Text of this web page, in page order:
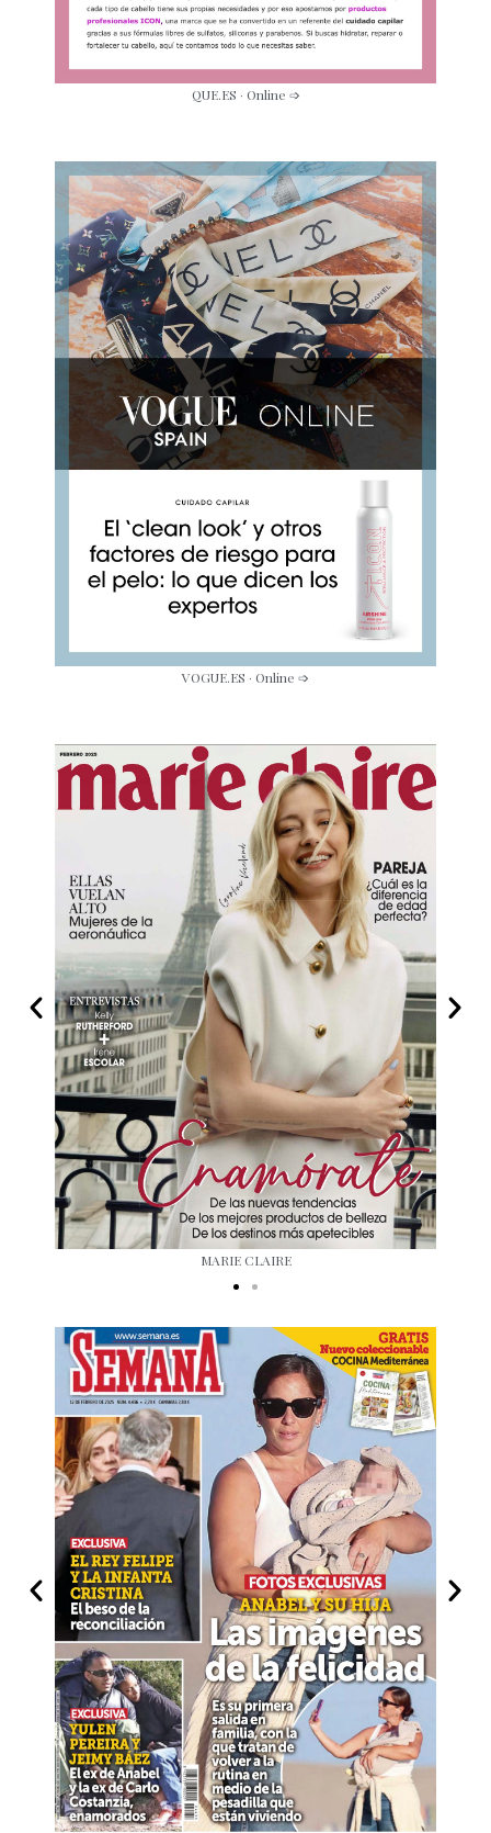
QUE.ES · Online ➩
VOGUE.ES · Online ➩
MARIE CLAIRE